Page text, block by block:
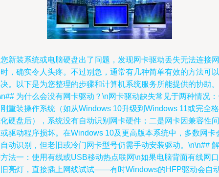
新装系统或电脑硬盘出了问题，发现网卡驱动丢失无法连接网
，确实令人头疼。不过别急，通常有几种简单有效的方法可以
。以下是为您整理的步骤和计算机系统服务所能提供的协助。
为什么会没有网卡驱动？\n网卡驱动缺失常见于两种情况
重装操作系统（如从Windows 10升级到Windows 11或完全格
硬盘后），系统没有自动识别网卡硬件；二是网卡因兼容性问
驱动程序损坏。在Windows 10及更高版本系统中，多数网卡
动识别，但老旧或冷门网卡型号仍需手动安装驱动。\n\n## 解
法一：使用有线或USB移动热点联网\n如果电脑背面有线网口
亮灯，直接插上网线试试——有时Windows的HFP驱动会自